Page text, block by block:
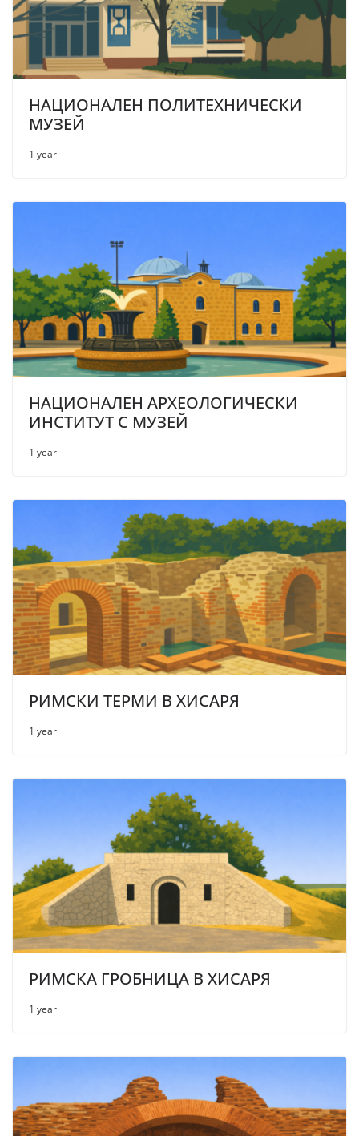
НАЦИОНАЛЕН ПОЛИТЕХНИЧЕСКИ
МУЗЕЙ
1 year
НАЦИОНАЛЕН АРХЕОЛОГИЧЕСКИ
ИНСТИТУТ С МУЗЕЙ
1 year
РИМСКИ ТЕРМИ В ХИСАРЯ
1 year
РИМСКА ГРОБНИЦА В ХИСАРЯ
1 year